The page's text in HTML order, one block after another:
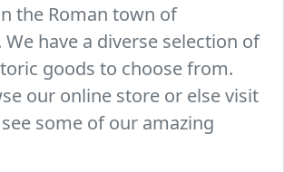
the Roman town of
have a diverse selection of
goods to choose from.
our online store or else visit
some of our amazing